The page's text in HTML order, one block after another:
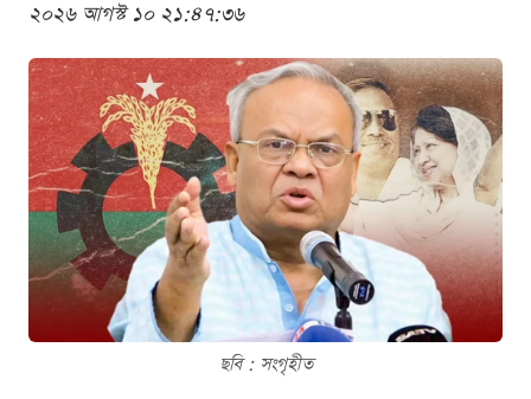
২০২৬ আগস্ট ১০ ২১:৪৭:৩৬
ছবি : সংগৃহীত